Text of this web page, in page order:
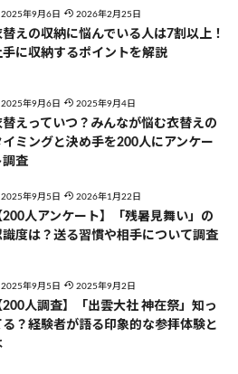
2025年9月6日 2026年2月25日
替えの収納に悩んでいる人は7割以上！
手に収納するポイントを解説
2025年9月6日 2025年9月4日
替えっていつ？みんなが悩む衣替えの
イミングと決め手を200人にアンケー
調査
2025年9月5日 2026年1月22日
200人アンケート】「残暑見舞い」の
識度は？送る習慣や相手について調査
2025年9月5日 2025年9月2日
200人調査】「出雲大社 神在祭」知っ
る？経験者が語る印象的な参拝体験と